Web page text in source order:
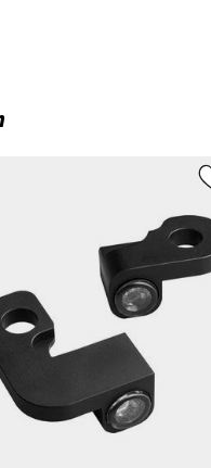
5) (MULTI950/21)